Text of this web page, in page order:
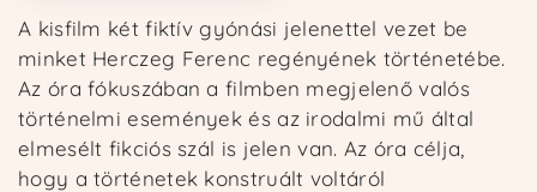
A kisfilm két fiktív gyónási jelenettel vezet be
minket Herczeg Ferenc regényének történetébe.
Az óra fókuszában a filmben megjelenő valós
történelmi események és az irodalmi mű által
elmesélt fikciós szál is jelen van. Az óra célja,
hogy a történetek konstruált voltáról